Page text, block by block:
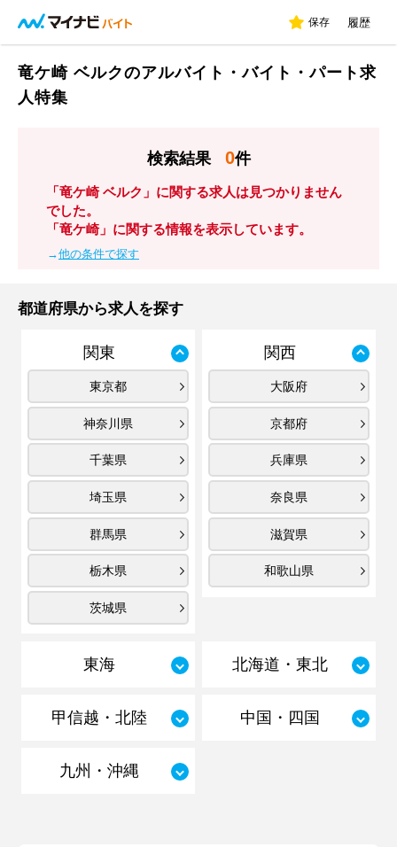
保存 履歴
竜ケ崎 ベルクのアルバイト・バイト・パート求
人特集
検索結果 0件
「竜ケ崎 ベルク」に関する求人は見つかりません
でした。
「竜ケ崎」に関する情報を表示しています。
→他の条件で探す
都道府県から求人を探す
関東
東京都
神奈川県
千葉県
埼玉県
群馬県
栃木県
茨城県
関西
大阪府
京都府
兵庫県
奈良県
滋賀県
和歌山県
東海 北海道・東北
甲信越・北陸 中国・四国
九州・沖縄